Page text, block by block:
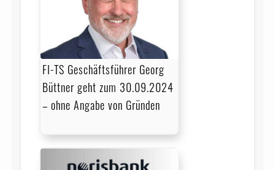
FI-TS Geschäftsführer Georg
Büttner geht zum 30.09.2024
– ohne Angabe von Gründen